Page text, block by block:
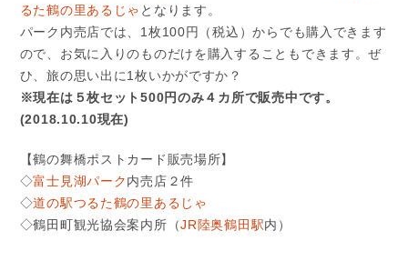
るた鶴の里あるじゃ となります。
パーク内売店では、1枚100円（税込）からでも購入できます
ので、お気に入りのものだけを購入することもできます。ぜ
ひ、旅の思い出に1枚いかがですか？
※現在は５枚セット500円のみ４カ所で販売中です。
(2018.10.10現在)
【鶴の舞橋ポストカード販売場所】
◇富士見湖パーク内売店２件
◇道の駅つるた鶴の里あるじゃ
◇鶴田町観光協会案内所（JR陸奥鶴田駅内）